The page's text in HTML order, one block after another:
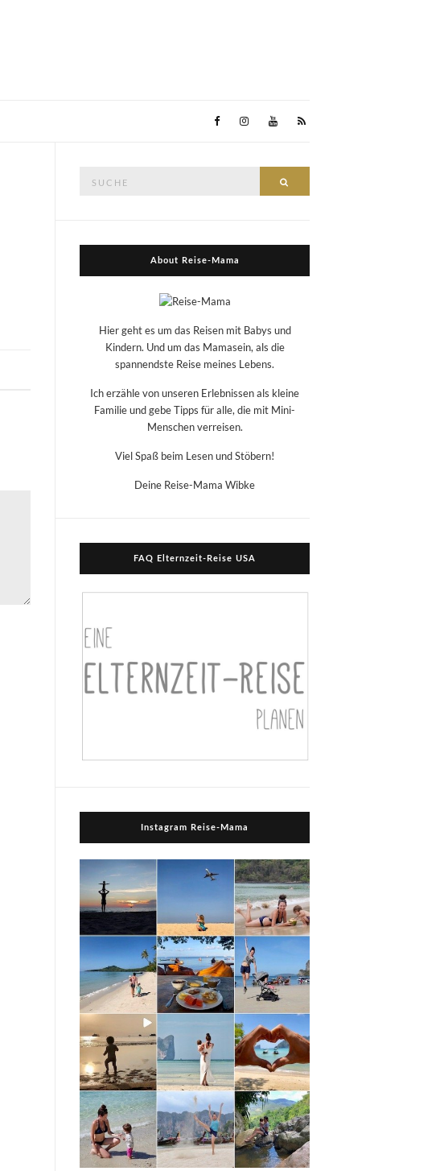
About Reise-Mama
Hier geht es um das Reisen mit Babys und
Kindern. Und um das Mamasein, als die
spannendste Reise meines Lebens.
Ich erzähle von unseren Erlebnissen als kleine
Familie und gebe Tipps für alle, die mit Mini-
Menschen verreisen.
Viel Spaß beim Lesen und Stöbern!
Deine Reise-Mama Wibke
FAQ Elternzeit-Reise USA
Instagram Reise-Mama